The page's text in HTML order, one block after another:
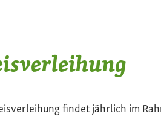
findet jährlich im